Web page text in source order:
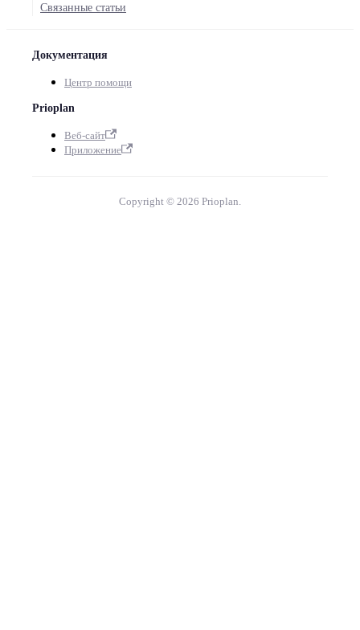
Связанные статьи
Документация
Центр помощи
Prioplan
Веб-сайт
Приложение
Copyright © 2026 Prioplan.